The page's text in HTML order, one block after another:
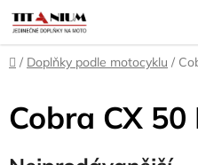
Přejít
na
obsah
Domů
/ Doplňky podle motocyklu /
Cobra CX